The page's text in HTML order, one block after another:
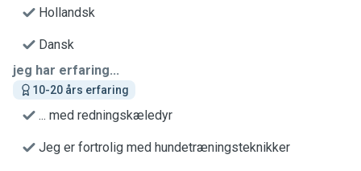
Hollandsk
Dansk
jeg har erfaring...
10-20 års erfaring
... med redningskæledyr
Jeg er fortrolig med hundetræningsteknikker